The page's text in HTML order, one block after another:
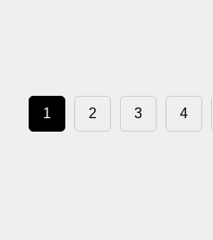
1 2 3 4